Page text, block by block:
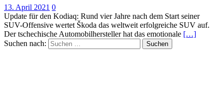
13. April 2021 0
Update für den Kodiaq: Rund vier Jahre nach dem Start seiner
SUV-Offensive wertet Škoda das weltweit erfolgreiche SUV auf.
Der tschechische Automobilhersteller hat das emotionale […]
Suchen nach: